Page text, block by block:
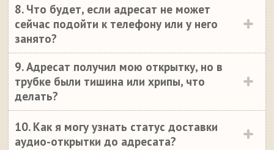
8. Что будет, если адресат не может
сейчас подойти к телефону или у него
занято?
9. Адресат получил мою открытку, но в
трубке были тишина или хрипы, что
делать?
10. Как я могу узнать статус доставки
аудио-открытки до адресата?